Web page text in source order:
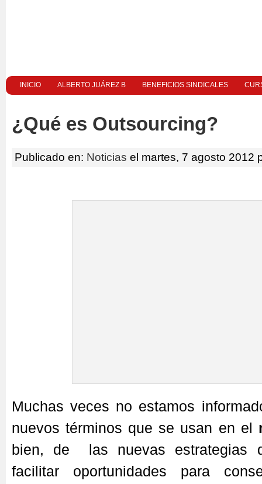
INICIO ALBERTO JUÁREZ B BENEFICIOS SINDICALES
¿Qué es Outsourcing?
Publicado en: Noticias el martes, 7 agosto 2012
Muchas veces no estamos
nuevos términos que se usan en el
bien, de las nuevas estrategias
facilitar oportunidades para